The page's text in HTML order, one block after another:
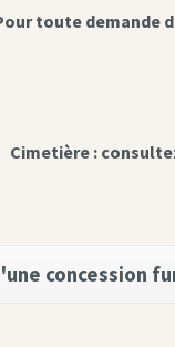
toute demande
Cimetière :
concession